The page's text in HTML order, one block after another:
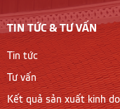
TIN TỨC & TƯ VẤN
Tin tức
Tư vấn
Kết quả sản xuất kinh